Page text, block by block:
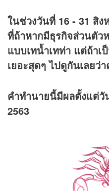
ในช่วงวันที่ 16 - 31 สิ
ที่ถ้าหากมีธุรกิจส่วนตัว
แบบเทน้ำเทท่า แต่ถ้า
เยอะสุดๆ ไปดูกันเลย
คำทำนายนี้มีผลตั้งแต่วั
2563